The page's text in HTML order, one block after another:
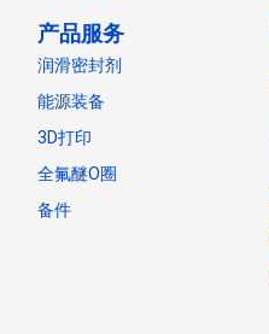
产品服务
润滑密封剂
能源装备
3D打印
全氟醚O圈
备件